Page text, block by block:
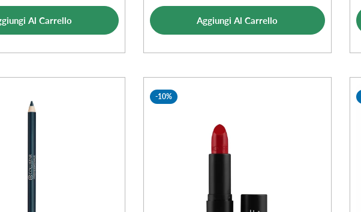
vendita
Al Carrello
vendita
Aggiungi Al Carrello
-10%